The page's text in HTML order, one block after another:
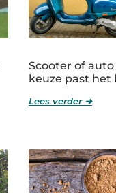
Scooter of
keuze past het
Lees verder ➜